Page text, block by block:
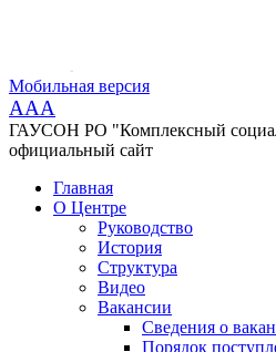
Мобильная версия
AAA
ГАУСОН РО "Комплексный
официальный сайт
Главная
О Центре
Руководство
История
Структура
Видео
Вакансии
Сведения о
Порядок